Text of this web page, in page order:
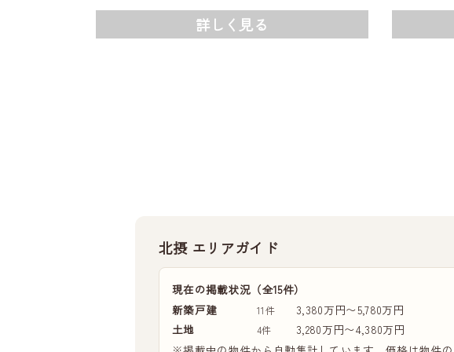
詳しく見る
北摂 エリアガイド
現在の掲載状況（全15件）
新築戸建
11件
3,380万円〜5,780万円
土地
4件
3,280万円〜4,380万円